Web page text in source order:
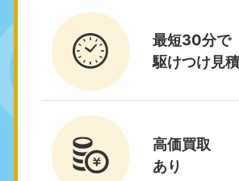
最短30分で
駆けつけ見
高価買取
あり
東京都
050-1881-5265
9:00〜19:00 年中無休
050-
9:00〜
千葉県
050-1881-5268
9:00〜19:00 年中無休
050-
栃木県
050-1881-5270